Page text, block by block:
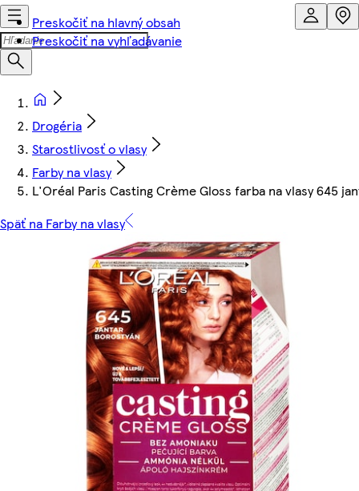
Preskočiť na hlavný obsah
Preskočiť na vyhľadávanie
Drogéria
Starostlivosť o vlasy
Farby na vlasy
L'Oréal Paris Casting Crème Gloss farba na vlasy 645
Späť na Farby na vlasy